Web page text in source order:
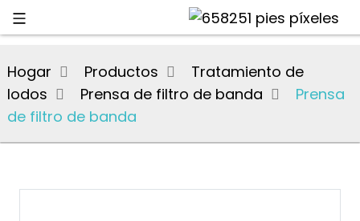
Hogar Productos
Tratamiento de
lodos
Prensa de filtro de banda
Prensa
de filtro de banda